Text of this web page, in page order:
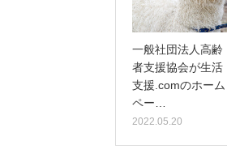
一般社団法人高齢
者支援協会が生活
支援.comのホーム
ペー…
2022.05.20